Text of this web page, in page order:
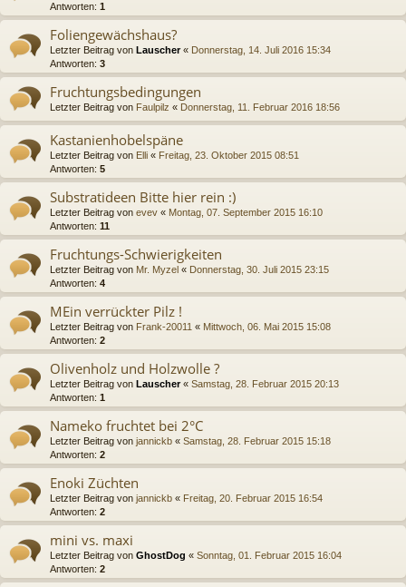
Antworten: 1
Foliengewächshaus?
Letzter Beitrag von Lauscher« Donnerstag, 14. Juli 2016 15:34
Antworten: 3
Fruchtungsbedingungen
Letzter Beitrag von Faulpilz « Donnerstag, 11. Februar 2016 18:56
Kastanienhobelspäne
Letzter Beitrag von Elli « Freitag, 23. Oktober 2015 08:51
Antworten: 5
Substratideen Bitte hier rein :)
Letzter Beitrag von evev « Montag, 07. September 2015 16:10
Antworten: 11
Fruchtungs-Schwierigkeiten
Letzter Beitrag von Mr. Myzel « Donnerstag, 30. Juli 2015 23:15
Antworten: 4
MEin verrückter Pilz !
Letzter Beitrag von Frank-20011 « Mittwoch, 06. Mai 2015 15:08
Antworten: 2
Olivenholz und Holzwolle ?
Letzter Beitrag von Lauscher« Samstag, 28. Februar 2015 20:13
Antworten: 1
Nameko fruchtet bei 2°C
Letzter Beitrag von jannickb « Samstag, 28. Februar 2015 15:18
Antworten: 2
Enoki Züchten
Letzter Beitrag von jannickb « Freitag, 20. Februar 2015 16:54
Antworten: 2
mini vs. maxi
Letzter Beitrag von GhostDog « Sonntag, 01. Februar 2015 16:04
Antworten: 2